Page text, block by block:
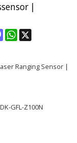
|
MastodonWhatsApp
Ranging Sensor |
GFL-Z100N